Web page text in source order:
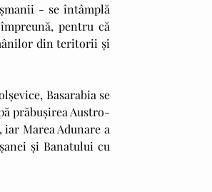
- se întâmplă
pentru că
din teritorii și
prăbușirea Austro-
Marea Adunare a
și Banatului cu